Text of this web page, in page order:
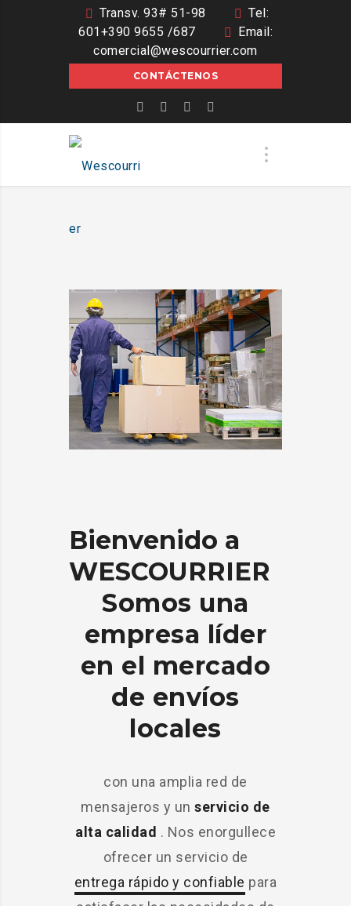
Transv. 93# 51-98
Tel:
601+390 9655 /687
Email:
comercial@wescourrier.com
CONTÁCTENOS
Bienvenido a
WESCOURRIER
Somos una
empresa líder
en el mercado
de envíos
locales
con una amplia red de
mensajeros y unservicio de
alta calidad . Nos enorgullece
ofrecer un servicio de
entrega rápido y confiable para